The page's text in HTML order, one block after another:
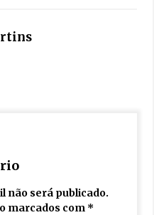
não será publicado.
marcados com *